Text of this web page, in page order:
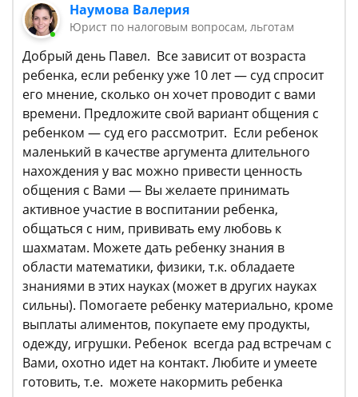
Наумова Валерия
Юрист по налоговым вопросам, льготам
Добрый день Павел. Все зависит от возраста
ребенка, если ребенку уже 10 лет — суд спросит
его мнение, сколько он хочет проводит с вами
времени. Предложите свой вариант общения с
ребенком — суд его рассмотрит. Если ребенок
маленький в качестве аргумента длительного
нахождения у вас можно привести ценность
общения с Вами — Вы желаете принимать
активное участие в воспитании ребенка,
общаться с ним, прививать ему любовь к
шахматам. Можете дать ребенку знания в
области математики, физики, т.к. обладаете
знаниями в этих науках (может в других науках
сильны). Помогаете ребенку материально, кроме
выплаты алиментов, покупаете ему продукты,
одежду, игрушки. Ребенок всегда рад встречам с
Вами, охотно идет на контакт. Любите и умеете
готовить, т.е. можете накормить ребенка